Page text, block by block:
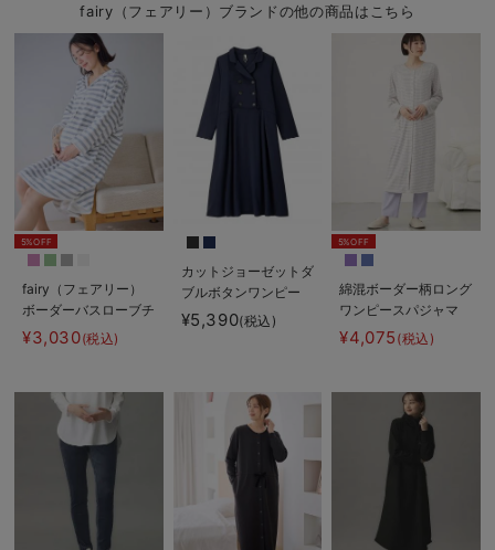
fairy（フェアリー）ブランドの他の商品はこちら
5%OFF
fairy（フェアリー）
ボーダーバスローブチ
ュニック
¥3,030(税込)
カットジョーゼットダ
ブルボタンワンピー
ス マタニティ・授乳
服【出産後も長く使え
¥5,390(税込)
5%OFF
綿混ボーダー柄ロング
ワンピースパジャマ
マタニティ・授乳パジ
ャマ【出産後も長く使
リー）
¥4,075 (税込)